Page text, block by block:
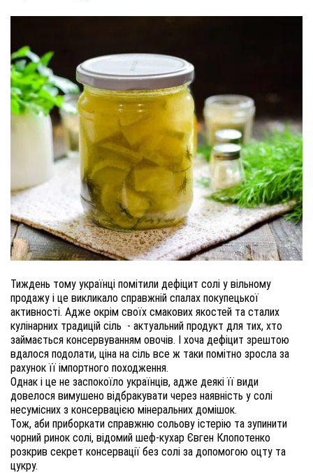
Тиждень тому українці помітили дефіцит солі у вільному
продажу і це викликало справжній спалах покупецької
активності. Адже окрім своїх смакових якостей та сталих
кулінарних традицій сіль  - актуальний продукт для тих, хто
займається консервуванням овочів. І хоча дефіцит зрештою
вдалося подолати, ціна на сіль все ж таки помітно зросла за
рахунок її імпортного походження.
Однак і це не заспокоїло українців, адже деякі її види
довелося вимушено відбракувати через наявність у солі
несумісних з консервацією мінеральних домішок.
Тож, аби приборкати справжню сольову істерію та зупинити
чорний ринок солі, відомий шеф-кухар Євген Клопотенко
розкрив секрет консервації без солі за допомогою оцту та
цукру.